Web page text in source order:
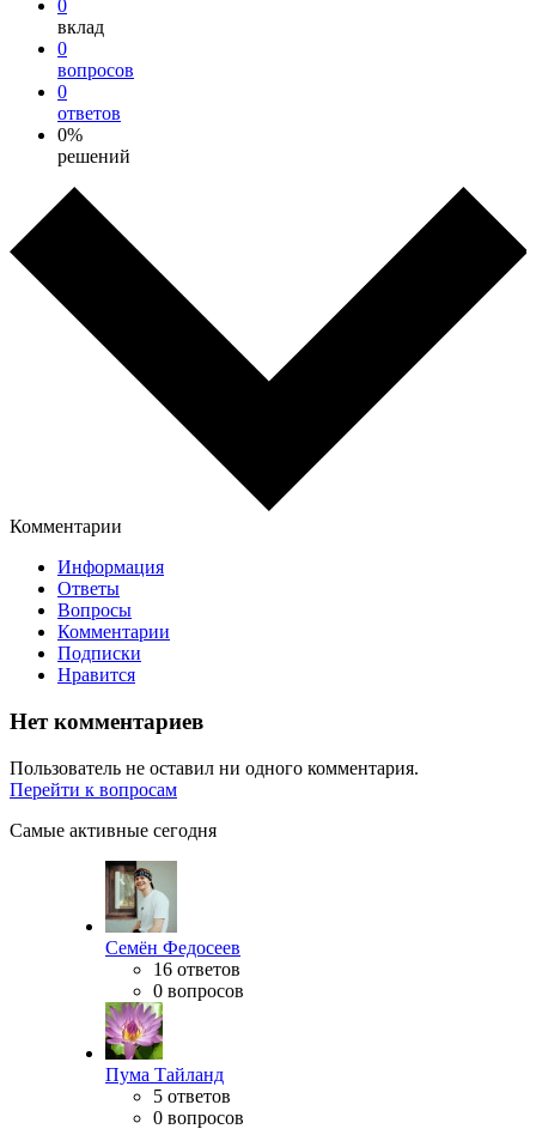
0
вклад
0
вопросов
0
ответов
0%
решений
Комментарии
Информация
Ответы
Вопросы
Комментарии
Подписки
Нравится
Нет комментариев
Пользователь не оставил ни одного комментария.
Перейти к вопросам
Самые активные сегодня
Семён Федосеев
16 ответов
0 вопросов
Пума Тайланд
5 ответов
0 вопросов